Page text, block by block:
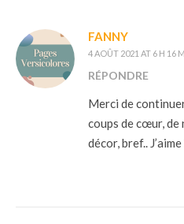
FANNY
4 AOÛT 2021 AT 6 H 16
RÉPONDRE
Merci de
coups de cœur, de
décor, bref..